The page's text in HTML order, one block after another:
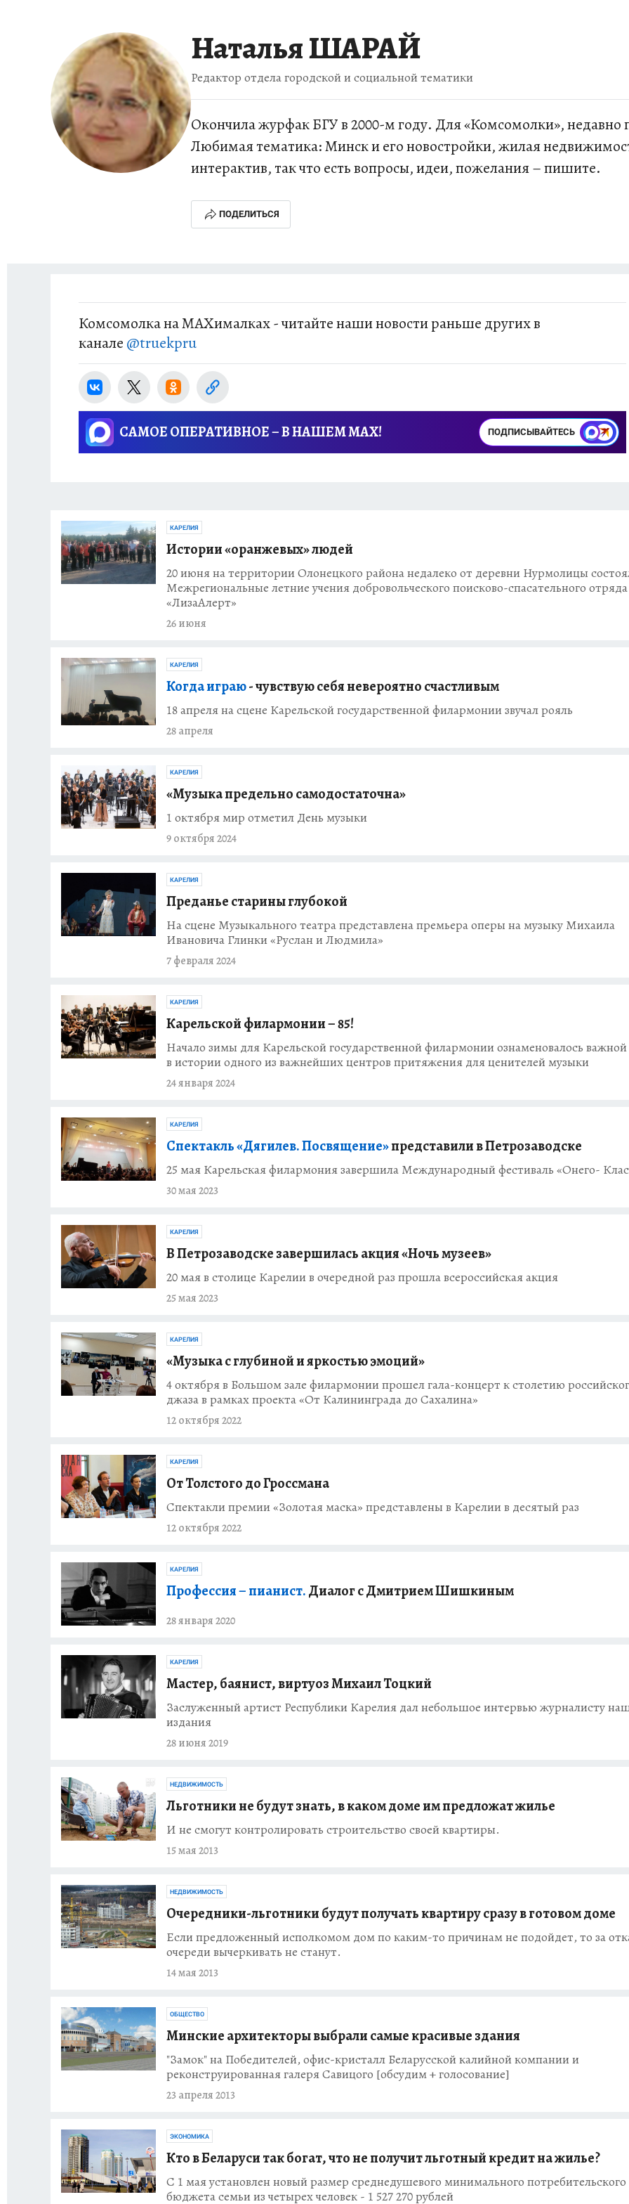
Наталья ШАРАЙ
Редактор отдела городской и социальной тематики
Окончила журфак БГУ в 2000-м году. Для «Комсомолки», недавно
Любимая тематика: Минск и его новостройки, жилая
интерактив, так что есть вопросы, идеи, пожелания – пишите.
ПОДЕЛИТЬСЯ
Комсомолка на MAXималках - читайте наши новости раньше других в
канале @truekpru
САМОЕ ОПЕРАТИВНОЕ – В НАШЕМ MAX! ПОДПИСЫВАЙТЕСЬ
КАРЕЛИЯ
Истории «оранжевых» людей
20 июня на территории Олонецкого района недалеко от деревни Нурмолицы
Межрегиональные летние учения добровольческого поисково-спасательного отряда
«ЛизаАлерт»
26 июня
КАРЕЛИЯ
Когда играю- чувствую себя невероятно счастливым
18 апреля на сцене Карельской государственной филармонии звучал рояль
28 апреля
КАРЕЛИЯ
«Музыка предельно самодостаточна»
1 октября мир отметил День музыки
9 октября 2024
КАРЕЛИЯ
Преданье старины глубокой
На сцене Музыкального театра представлена премьера оперы на музыку Михаила
Ивановича Глинки «Руслан и Людмила»
7 февраля 2024
КАРЕЛИЯ
Карельской филармонии – 85!
Начало зимы для Карельской государственной филармонии ознаменовалось
в истории одного из важнейших центров притяжения для ценителей музыки
24 января 2024
КАРЕЛИЯ
Спектакль «Дягилев. Посвящение»представили в Петрозаводске
25 мая Карельская филармония завершила Международный фестиваль «Онего-
30 мая 2023
КАРЕЛИЯ
В Петрозаводске завершилась акция «Ночь музеев»
20 мая в столице Карелии в очередной раз прошла всероссийская акция
25 мая 2023
КАРЕЛИЯ
«Музыка с глубиной и яркостью эмоций»
4 октября в Большом зале филармонии прошел гала-концерт к столетию
джаза в рамках проекта «От Калининграда до Сахалина»
12 октября 2022
КАРЕЛИЯ
От Толстого до Гроссмана
Спектакли премии «Золотая маска» представлены в Карелии в десятый раз
12 октября 2022
КАРЕЛИЯ
Профессия – пианист.Диалог с Дмитрием Шишкиным
28 января 2020
КАРЕЛИЯ
Мастер, баянист, виртуоз Михаил Тоцкий
Заслуженный артист Республики Карелия дал небольшое интервью журналисту
издания
28 июня 2019
НЕДВИЖИМОСТЬ
Льготники не будут знать, в каком доме им предложат жилье
И не смогут контролировать строительство своей квартиры.
15 мая 2013
НЕДВИЖИМОСТЬ
Очередники-льготники будут получать квартиру сразу в готовом доме
Если предложенный исполкомом дом по каким-то причинам не подойдет, то за
очереди вычеркивать не станут.
14 мая 2013
ОБЩЕСТВО
Минские архитекторы выбрали самые красивые здания
"Замок" на Победителей, офис-кристалл Беларусской калийной компании и
реконструированная галеря Савицого [обсудим + голосование]
23 апреля 2013
ЭКОНОМИКА
Кто в Беларуси так богат, что не получит льготный кредит на жилье?
С 1 мая установлен новый размер среднедушевого минимального потребительского
бюджета семьи из четырех человек - 1 527 270 рублей